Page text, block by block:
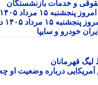
و خدمات بازنشستگان
قیمت خودروهای ایران خودرو سایپا امروز پنجشنبه ۱۵ مرداد ۱۴۰۵ |
قیمت خودروهای ایران خودرو سایپا امروز پنجشنبه ۱۵ مرداد ۱۴۰۵ در
خودرو و سایپا
درباره وضعیت او چه